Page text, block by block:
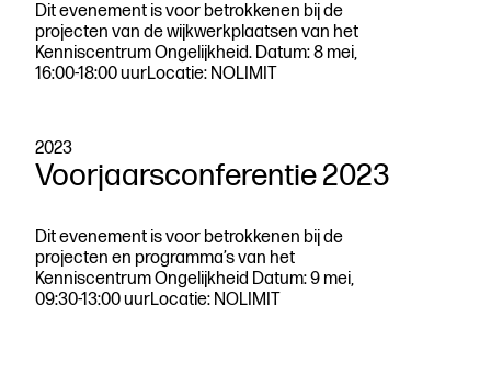
Dit evenement is voor betrokkenen bij de
projecten van de wijkwerkplaatsen van het
Kenniscentrum Ongelijkheid. Datum: 8 mei,
16:00-18:00 uurLocatie: NOLIMIT
2023
Voorjaarsconferentie 2023
Dit evenement is voor betrokkenen bij de
projecten en programma’s van het
Kenniscentrum Ongelijkheid Datum: 9 mei,
09:30-13:00 uurLocatie: NOLIMIT